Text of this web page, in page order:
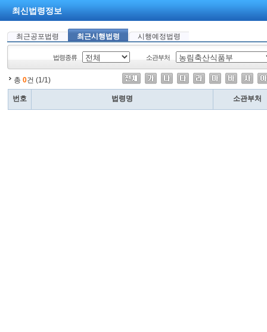
최신법령정보
최근공포법령 최근시행법령 시행예정법령
법령종류 소관부처
총 0건 (1/1)
번호 법령명 소관부처